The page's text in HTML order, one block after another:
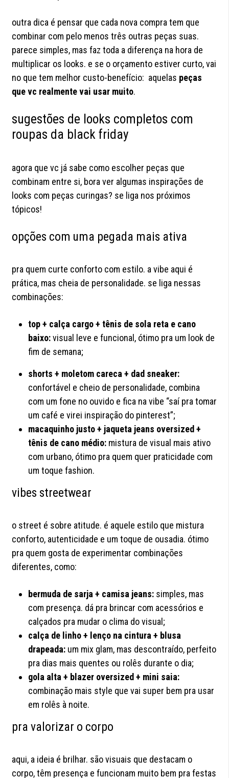
outra dica é pensar que cada nova compra tem que
combinar com pelo menos três outras peças suas.
parece simples, mas faz toda a diferença na hora de
multiplicar os looks. e se o orçamento estiver curto, vai
no que tem melhor custo-benefício: aquelas peças
que vc realmente vai usar muito.
sugestões de looks completos com
roupas da black friday
agora que vc já sabe como escolher peças que
combinam entre si, bora ver algumas inspirações de
looks com peças curingas? se liga nos próximos
tópicos!
opções com uma pegada mais ativa
pra quem curte conforto com estilo. a vibe aqui é
prática, mas cheia de personalidade. se liga nessas
combinações:
top + calça cargo + tênis de sola reta e cano
baixo:visual leve e funcional, ótimo pra um look de
fim de semana;
shorts + moletom careca + dad sneaker:
confortável e cheio de personalidade, combina
com um fone no ouvido e fica na vibe “saí pra tomar
um café e virei inspiração do pinterest”;
macaquinho justo + jaqueta jeans oversized +
tênis de cano médio: mistura de visual mais ativo
com urbano, ótimo pra quem quer praticidade com
um toque fashion.
vibes streetwear
o street é sobre atitude. é aquele estilo que mistura
conforto, autenticidade e um toque de ousadia. ótimo
pra quem gosta de experimentar combinações
diferentes, como:
bermuda de sarja + camisa jeans: simples, mas
com presença. dá pra brincar com acessórios e
calçados pra mudar o clima do visual;
calça de linho + lenço na cintura + blusa
drapeada: um mix glam, mas descontraído, perfeito
pra dias mais quentes ou rolês durante o dia;
gola alta + blazer oversized + mini saia:
combinação mais style que vai super bem pra usar
em rolês à noite.
pra valorizar o corpo
aqui, a ideia é brilhar. são visuais que destacam o
corpo, têm presença e funcionam muito bem pra festas